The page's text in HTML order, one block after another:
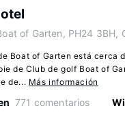
of Garten, PH24 3BH,
Boat of Garten está cerca
de Club de golf Boat of
de... Más información
771 comentarios